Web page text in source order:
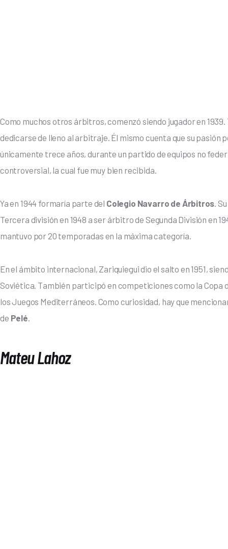
Como muchos otros árbitros, comenzó siendo jugador en
dedicarse de lleno al arbitraje. Él mismo cuenta que su
únicamente trece años, durante un partido de equipos no
controversial, la cual fue muy bien recibida.
Ya en 1944 formaría parte del Colegio Navarro de Árbitros .
Tercera división en 1948 a ser árbitro de Segunda División en
mantuvo por 20 temporadas en la máxima categoría.
En el ámbito internacional, Zariquiegui dio el salto en 1951,
Soviética. También participó en competiciones como la Copa
los Juegos Mediterráneos. Como curiosidad, hay que
de Pelé.
Mateu Lahoz